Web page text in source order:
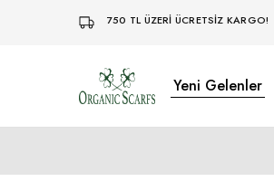
750 TL ÜZERİ ÜCRETSİZ KARGO!
Organikscarf Yeni Gelenler